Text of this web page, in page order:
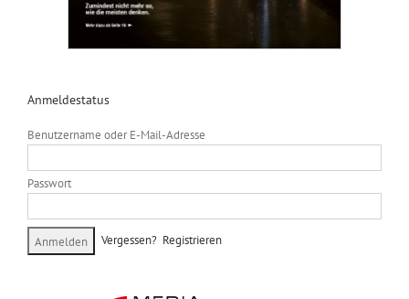
Anmeldestatus
Benutzername oder E-Mail-Adresse
Passwort
Vergessen? Registrieren